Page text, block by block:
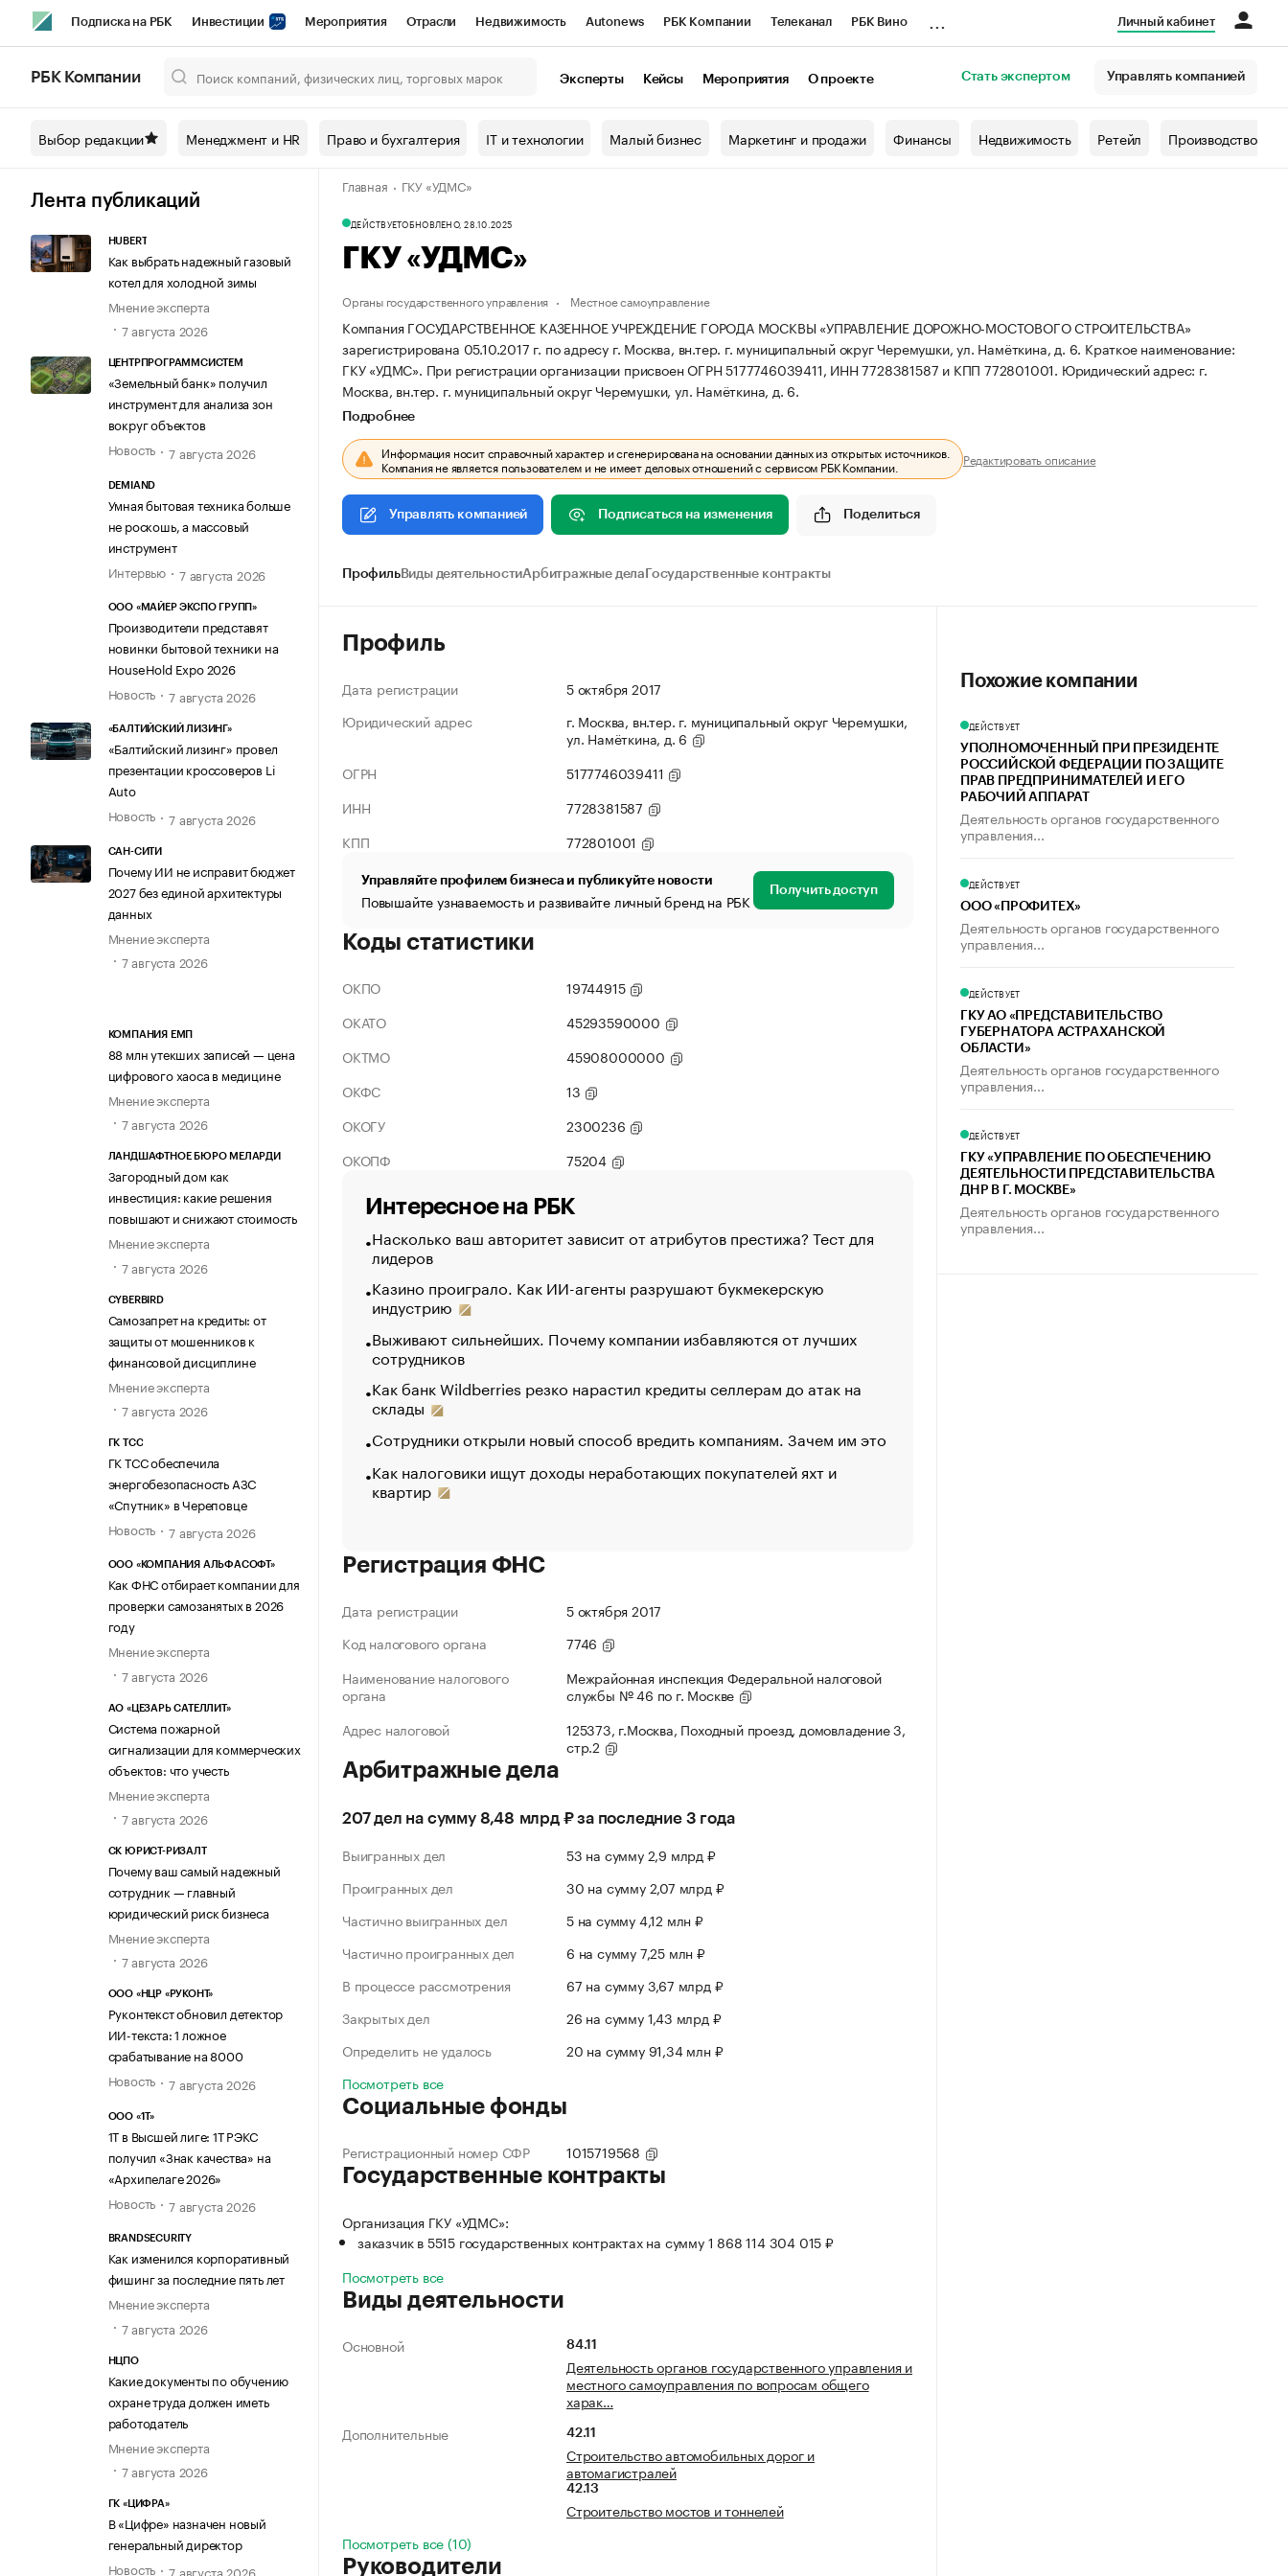
Подписка на РБК Инвестиции Мероприятия Отрасли Недвижимость Autonews РБК Компании Телеканал РБК Вино
Спецпроекты СПб Конференции СПб Спецпроекты Проверка контрагентов
Технологии и медиа Рынок наличной валюты
Личный кабинет
РБК Компании Эксперты Кейсы Мероприятия О проекте Стать экспертом Управлять компанией
Выбор редакции Менеджмент и HR Право и бухгалтерия IT и технологии Малый бизнес Маркетинг и продажи Финансы Недвижимость Ретейл Производство
Лента публикаций
HUBERT
Как выбрать надежный газовый
котел для холодной зимы
Мнение эксперта
7 августа 2026
ЦЕНТРПРОГРАММСИСТЕМ
«Земельный банк» получил
инструмент для анализа зон
вокруг объектов
Новость
7 августа 2026
DEMIAND
Умная бытовая техника больше
не роскошь, а массовый
инструмент
Интервью
7 августа 2026
ООО «МАЙЕР ЭКСПО ГРУПП»
Производители представят
новинки бытовой техники на
HouseHold Expo 2026
Новость
7 августа 2026
«БАЛТИЙСКИЙ ЛИЗИНГ»
«Балтийский лизинг» провел
презентации кроссоверов Li
Auto
Новость
7 августа 2026
САН-СИТИ
Почему ИИ не исправит бюджет
2027 без единой архитектуры
данных
Мнение эксперта
7 августа 2026
КОМПАНИЯ ЕМП
88 млн утекших записей — цена
цифрового хаоса в медицине
Мнение эксперта
7 августа 2026
ЛАНДШАФТНОЕ БЮРО МЕЛАРДИ
Загородный дом как
инвестиция: какие решения
повышают и снижают стоимость
Мнение эксперта
7 августа 2026
CYBERBIRD
Самозапрет на кредиты: от
защиты от мошенников к
финансовой дисциплине
Мнение эксперта
7 августа 2026
ГК ТСС
ГК ТСС обеспечила
энергобезопасность АЗС
«Спутник» в Череповце
Новость
7 августа 2026
ООО «КОМПАНИЯ АЛЬФАСОФТ»
Как ФНС отбирает компании для
проверки самозанятых в 2026
году
Мнение эксперта
7 августа 2026
АО «ЦЕЗАРЬ САТЕЛЛИТ»
Система пожарной
сигнализации для коммерческих
объектов: что учесть
Мнение эксперта
7 августа 2026
СК ЮРИСТ-РИЗАЛТ
Почему ваш самый надежный
сотрудник — главный
юридический риск бизнеса
Мнение эксперта
7 августа 2026
ООО «НЦР «РУКОНТ»
Руконтекст обновил детектор
ИИ-текста: 1 ложное
срабатывание на 8000
Новость
7 августа 2026
ООО «1Т»
1Т в Высшей лиге: 1Т РЭКС
получил «Знак качества» на
«Архипелаге 2026»
Новость
7 августа 2026
BRANDSECURITY
Как изменился корпоративный
фишинг за последние пять лет
Мнение эксперта
7 августа 2026
НЦПО
Какие документы по обучению
охране труда должен иметь
работодатель
Мнение эксперта
7 августа 2026
ГК «ЦИФРА»
В «Цифре» назначен новый
генеральный директор
Новость
7 августа 2026
Главная ГКУ «УДМС»
ДЕЙСТВУЕТОБНОВЛЕНО, 28.10.2025
ГКУ «УДМС»
Органы государственного управления Местное самоуправление
Компания ГОСУДАРСТВЕННОЕ КАЗЕННОЕ УЧРЕЖДЕНИЕ ГОРОДА МОСКВЫ «УПРАВЛЕНИЕ ДОРОЖНО-МОСТОВОГО СТРОИТЕЛЬСТВА»
зарегистрирована 05.10.2017 г. по адресу г. Москва, вн.тер. г. муниципальный округ Черемушки, ул. Намёткина, д. 6. Краткое наименование:
ГКУ «УДМС». При регистрации организации присвоен ОГРН 5177746039411, ИНН 7728381587 и КПП 772801001. Юридический адрес: г.
Москва, вн.тер. г. муниципальный округ Черемушки, ул. Намёткина, д. 6.
Подробнее
Информация носит справочный характер и сгенерирована на основании данных из открытых источников.
Компания не является пользователем и не имеет деловых отношений с сервисом РБК Компании. Редактировать описание
Управлять компанией Подписаться на изменения Поделиться
ПрофильВиды деятельностиАрбитражные дела Государственные контракты
Профиль
Дата регистрации
5 октября 2017
Юридический адрес
г. Москва, вн.тер. г. муниципальный округ Черемушки,
ул. Намёткина, д. 6
ОГРН
5177746039411
ИНН
7728381587
КПП
772801001
Управляйте профилем бизнеса и публикуйте новости
Повышайте узнаваемость и развивайте личный бренд на РБК Получить доступ
Коды статистики
ОКПО
19744915
ОКАТО
45293590000
ОКТМО
45908000000
ОКФС
13
ОКОГУ
2300236
ОКОПФ
75204
Интересное на РБК
Насколько ваш авторитет зависит от атрибутов престижа? Тест для
лидеров
Казино проиграло. Как ИИ-агенты разрушают букмекерскую
индустрию
Выживают сильнейших. Почему компании избавляются от лучших
сотрудников
Как банк Wildberries резко нарастил кредиты селлерам до атак на
склады
Сотрудники открыли новый способ вредить компаниям. Зачем им это
Как налоговики ищут доходы неработающих покупателей яхт и
квартир
«От спорта тело стареет иначе». Как живет глава
Регистрация ФНС
Дата регистрации
5 октября 2017
Код налогового органа
7746
Наименование налогового
органа
Межрайонная инспекция Федеральной налоговой
службы № 46 по г. Москве
Адрес налоговой
125373, г.Москва, Походный проезд, домовладение 3,
стр.2
Арбитражные дела
207 дел на сумму 8,48 млрд ₽ за последние 3 года
Выигранных дел
53 на сумму 2,9 млрд ₽
Проигранных дел
30 на сумму 2,07 млрд ₽
Частично выигранных дел
5 на сумму 4,12 млн ₽
Частично проигранных дел
6 на сумму 7,25 млн ₽
В процессе рассмотрения
67 на сумму 3,67 млрд ₽
Закрытых дел
26 на сумму 1,43 млрд ₽
Определить не удалось
20 на сумму 91,34 млн ₽
Посмотреть все
Социальные фонды
Регистрационный номер СФР 1015719568
Государственные контракты
Организация ГКУ «УДМС»:
заказчик в 5515 государственных контрактах на сумму 1 868 114 304 015 ₽
Посмотреть все
Виды деятельности
Основной 84.11
Деятельность органов государственного управления и
местного самоуправления по вопросам общего
харак…
Дополнительные
42.11
Строительство автомобильных дорог и
автомагистралей
42.13
Строительство мостов и тоннелей
Посмотреть все (10)
Руководители
Похожие компании
ДЕЙСТВУЕТ
УПОЛНОМОЧЕННЫЙ ПРИ ПРЕЗИДЕНТЕ
РОССИЙСКОЙ ФЕДЕРАЦИИ ПО ЗАЩИТЕ
ПРАВ ПРЕДПРИНИМАТЕЛЕЙ И ЕГО
РАБОЧИЙ АППАРАТ
Деятельность органов государственного
управления...
ДЕЙСТВУЕТ
ООО «ПРОФИТЕХ»
Деятельность органов государственного
управления...
ДЕЙСТВУЕТ
ГКУ АО «ПРЕДСТАВИТЕЛЬСТВО
ГУБЕРНАТОРА АСТРАХАНСКОЙ
ОБЛАСТИ»
Деятельность органов государственного
управления...
ДЕЙСТВУЕТ
ГКУ «УПРАВЛЕНИЕ ПО ОБЕСПЕЧЕНИЮ
ДЕЯТЕЛЬНОСТИ ПРЕДСТАВИТЕЛЬСТВА
ДНР В Г. МОСКВЕ»
Деятельность органов государственного
управления...